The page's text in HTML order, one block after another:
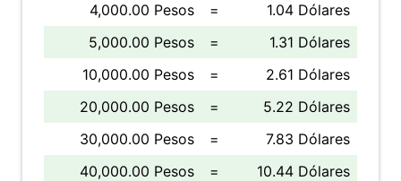
4,000.00 Pesos
=
1.04 Dólares
5,000.00 Pesos
=
1.31 Dólares
10,000.00 Pesos
=
2.61 Dólares
20,000.00 Pesos
=
5.22 Dólares
30,000.00 Pesos
=
7.83 Dólares
40,000.00 Pesos
=
10.44 Dólares